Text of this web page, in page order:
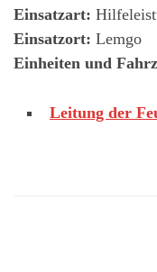
Einsatzart:
Einsatzort: Lemgo
Einheiten und
Leitung der